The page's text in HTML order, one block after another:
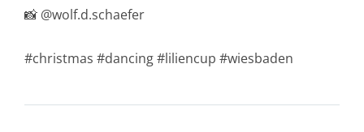
📸 @wolf.d.schaefer
#christmas #dancing #liliencup #wiesbaden